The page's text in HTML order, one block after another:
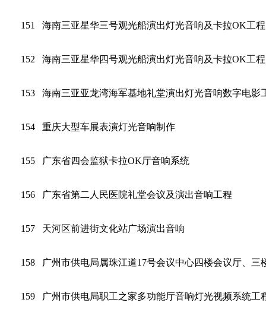
151 海南三亚星华三号观光船演出灯光音响及卡拉OK工程
152 海南三亚星华四号观光船演出灯光音响及卡拉OK工程
153 海南三亚亚龙湾海军基地礼堂演出灯光音响数字电影
154 重庆大型车展表演灯光音响制作
155 广东省四会监狱卡拉OK厅音响系统
156 广东省第二人民医院礼堂会议及演出音响工程
157 天河区前进街文化站广场演出音响
158 广州市供电局属珠江道17号会议中心四楼会议厅、
159 广州市供电局职工之家多功能厅音响灯光视频系统工